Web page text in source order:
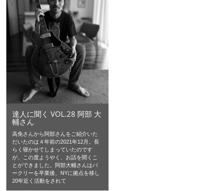
達人に聞く VOL.28 阿部 大
輔さん
高免さんから阿部さんをご紹介いた
だいたのは４年前の2021年12月。長
らく寝かせてしまっていたのです
が、この度ようやく、お話を聞くこ
とができました。阿部大輔さんはバ
ークリーを卒業後、NYに拠点を移し
20年近く活動をされて